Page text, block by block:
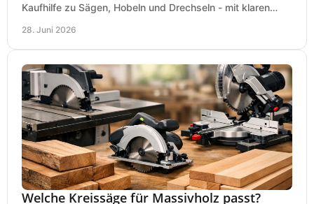
Kaufhilfe zu Sägen, Hobeln und Drechseln - mit klaren
28. Juni 2026
Welche Kreissäge für Massivholz passt?